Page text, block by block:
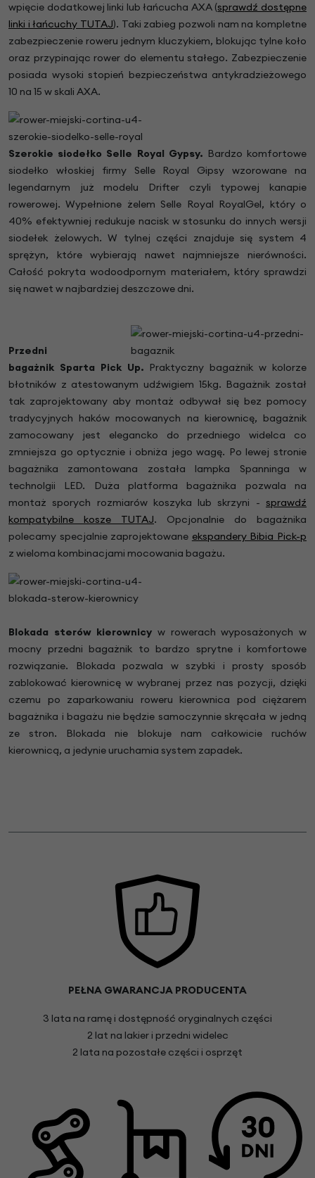
wpięcie dodatkowej linki lub łańcucha AXA (sprawdź dostępne
linki i łańcuchy TUTAJ). Taki zabieg pozwoli nam na kompletne
zabezpieczenie roweru jednym kluczykiem, blokując tylne koło
oraz przypinając rower do elementu stałego. Zabezpieczenie
posiada wysoki stopień bezpieczeństwa antykradzieżowego
10 na 15 w skali AXA.
Szerokie siodełko Selle Royal Gypsy. Bardzo komfortowe
siodełko włoskiej firmy Selle Royal Gipsy wzorowane na
legendarnym już modelu Drifter czyli typowej kanapie
rowerowej. Wypełnione żelem Selle Royal RoyalGel, który o
40% efektywniej redukuje nacisk w stosunku do innych wersji
siodełek żelowych. W tylnej części znajduje się system 4
sprężyn, które wybierają nawet najmniejsze nierówności.
Całość pokryta wodoodpornym materiałem, który sprawdzi
się nawet w najbardziej deszczowe dni.
Przedni
bagażnik Sparta Pick Up. Praktyczny bagażnik w kolorze
błotników z atestowanym udźwigiem 15kg. Bagażnik został
tak zaprojektowany aby montaż odbywał się bez pomocy
tradycyjnych haków mocowanych na kierownicę, bagażnik
zamocowany jest elegancko do przedniego widelca co
zmniejsza go optycznie i obniża jego wagę. Po lewej stronie
bagażnika zamontowana została lampka Spanninga w
technolgii LED. Duża platforma bagażnika pozwala na
montaż sporych rozmiarów koszyka lub skrzyni - sprawdź
kompatybilne kosze TUTAJ. Opcjonalnie do bagażnika
polecamy specjalnie zaprojektowane ekspandery Bibia Pick-p
z wieloma kombinacjami mocowania bagażu.
Blokada sterów kierownicy w rowerach wyposażonych w
mocny przedni bagażnik to bardzo sprytne i komfortowe
rozwiązanie. Blokada pozwala w szybki i prosty sposób
zablokować kierownicę w wybranej przez nas pozycji, dzięki
czemu po zaparkowaniu roweru kierownica pod ciężarem
bagażnika i bagażu nie będzie samoczynnie skręcała w jedną
ze stron. Blokada nie blokuje nam całkowicie ruchów
kierownicą, a jedynie uruchamia system zapadek.
PEŁNA GWARANCJA PRODUCENTA
3 lata na ramę i dostępność oryginalnych części
2 lat na lakier i przedni widelec
2 lata na pozostałe części i osprzęt